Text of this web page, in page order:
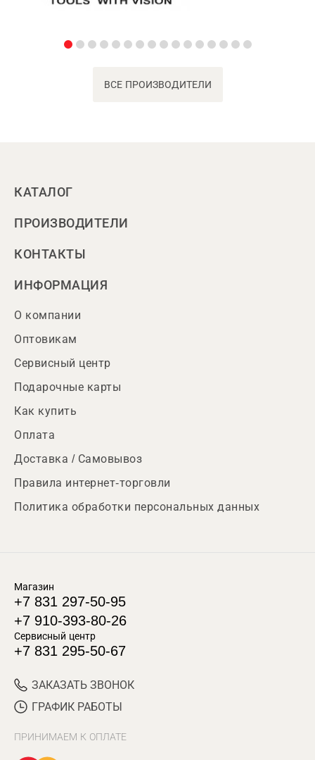
ВСЕ ПРОИЗВОДИТЕЛИ
КАТАЛОГ
ПРОИЗВОДИТЕЛИ
КОНТАКТЫ
ИНФОРМАЦИЯ
О компании
Оптовикам
Сервисный центр
Подарочные карты
Как купить
Оплата
Доставка / Самовывоз
Правила интернет-торговли
Политика обработки персональных данных
Магазин
+7 831 297-50-95
+7 910-393-80-26
Сервисный центр
+7 831 295-50-67
ЗАКАЗАТЬ ЗВОНОК
ГРАФИК РАБОТЫ
ПРИНИМАЕМ К ОПЛАТЕ